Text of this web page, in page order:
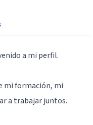
a mi perfil.
mi formación, mi
a trabajar juntos.